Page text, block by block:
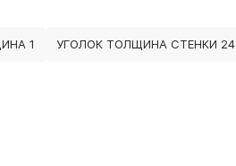
1 УГОЛОК ТОЛЩИНА СТЕНКИ 24